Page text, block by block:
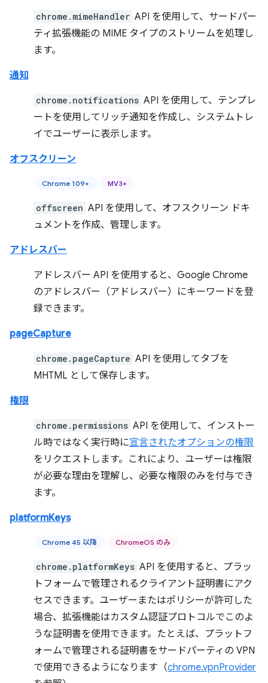
chrome.mimeHandler API を使用して、サードパー
ティ拡張機能の MIME タイプのストリームを処理し
ます。
通知
chrome.notifications API を使用して、テンプレ
ートを使用してリッチ通知を作成し、システムトレ
イでユーザーに表示します。
オフスクリーン
Chrome 109+ MV3+
offscreen API を使用して、オフスクリーン ドキ
ュメントを作成、管理します。
アドレスバー
アドレスバー API を使用すると、Google Chrome
のアドレスバー（アドレスバー）にキーワードを登
録できます。
pageCapture
chrome.pageCapture API を使用してタブを
MHTML として保存します。
権限
chrome.permissions API を使用して、インストー
ル時ではなく実行時に宣言されたオプションの権限
をリクエストします。これにより、ユーザーは権限
が必要な理由を理解し、必要な権限のみを付与でき
ます。
platformKeys
Chrome 45 以降 ChromeOS のみ
chrome.platformKeys API を使用すると、プラッ
トフォームで管理されるクライアント証明書にアク
セスできます。ユーザーまたはポリシーが許可した
場合、拡張機能はカスタム認証プロトコルでこのよ
うな証明書を使用できます。たとえば、プラットフ
ォームで管理される証明書をサードパーティの VPN
で使用できるようになります（chrome.vpnProvider